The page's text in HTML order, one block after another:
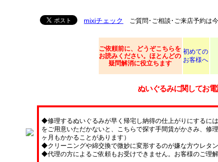
mixiチェック ご質問･ご相談･ご来店予約は
ご依頼前に、どうぞこちらを
お読みください。ほとんどの
疑問解消に役立ちます
初めての
お客様へ
ぬいぐるみに関してお
◆修理するぬいぐるみが早く帰宅し納得の仕上がりにするに
をご用意いただかないと、こちらで探す手間賃がかさみ、修
ヶ月もかかることがあります）
◆クリーニングや綿交換で微妙に変形するのが嫌な方ウレタ
◆代理の方によるご依頼もお受けできません。お客様のご理